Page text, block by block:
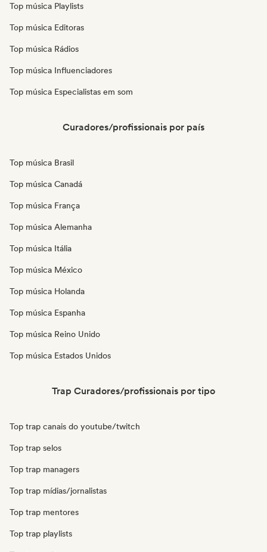
Top música Playlists
Top música Editoras
Top música Rádios
Top música Influenciadores
Top música Especialistas em som
Curadores/profissionais por país
Top música Brasil
Top música Canadá
Top música França
Top música Alemanha
Top música Itália
Top música México
Top música Holanda
Top música Espanha
Top música Reino Unido
Top música Estados Unidos
Trap Curadores/profissionais por tipo
Top trap canais do youtube/twitch
Top trap selos
Top trap managers
Top trap mídias/jornalistas
Top trap mentores
Top trap playlists